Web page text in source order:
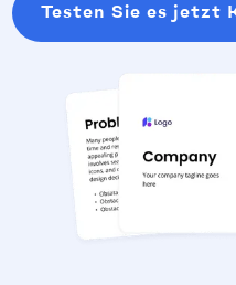
Testen Sie es jetzt